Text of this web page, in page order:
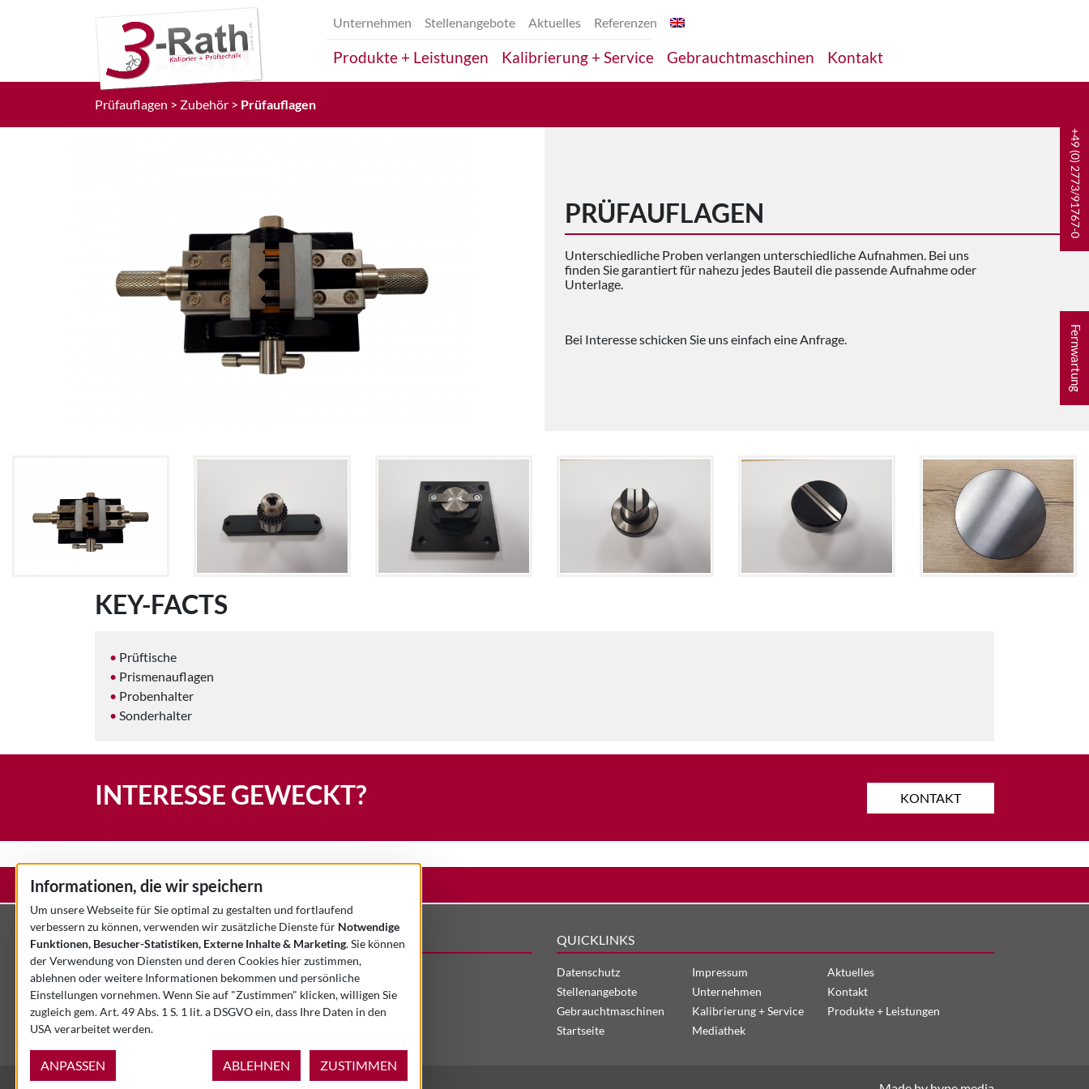
Unternehmen Stellenangebote Aktuelles Referenzen
Produkte + Leistungen Kalibrierung + Service Gebrauchtmaschinen Kontakt
+49 (0) 2773/91767-0
Fernwartung
Prüfauflagen Zubehör Prüfauflagen
PRÜFAUFLAGEN
Unterschiedliche Proben verlangen unterschiedliche Aufnahmen. Bei uns
finden Sie garantiert für nahezu jedes Bauteil die passende Aufnahme oder
Unterlage.
Bei Interesse schicken Sie uns einfach eine Anfrage.
KEY-FACTS
Prüftische
Prismenauflagen
Probenhalter
Sonderhalter
INTERESSE GEWECKT? KONTAKT
STARTSEITE KONTAKT IMPRESSUM
KONTAKT
3-Rath Kalibrier+Prüftechnik GmbH & Co. KG
Kalteiche-Ring 44
DE-35708 Haiger
QUICKLINKS
Datenschutz Impressum
Aktuelles
Stellenangebote
Unternehmen
Kontakt
Gebrauchtmaschinen
Kalibrierung + Service
Produkte + Leistungen
Startseite
Mediathek
Informationen, die wir speichern
Um unsere Webseite für Sie optimal zu gestalten und fortlaufend
verbessern zu können, verwenden wir zusätzliche Dienste für Notwendige
Funktionen, Besucher-Statistiken, Externe Inhalte & Marketing. Sie können
der Verwendung von Diensten und deren Cookies hier zustimmen,
ablehnen oder weitere Informationen bekommen und persönliche
Einstellungen vornehmen. Wenn Sie auf "Zustimmen" klicken, willigen Sie
zugleich gem. Art. 49 Abs. 1 S. 1 lit. a DSGVO ein, dass Ihre Daten in den
USA verarbeitet werden.
ANPASSEN ABLEHNEN ZUSTIMMEN